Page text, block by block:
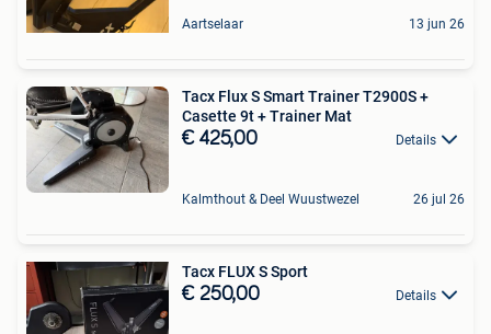
Aartselaar 13 jun 26
Tacx Flux S Smart Trainer T2900S +
Casette 9t + Trainer Mat
€ 425,00 Details
Kalmthout & Deel Wuustwezel 26 jul 26
Tacx FLUX S Sport
€ 250,00 Details